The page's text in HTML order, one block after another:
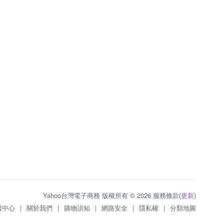
Yahoo台灣電子商務 版權所有 © 2026 服務條款(更新)
中心 | 關於我們 | 購物須知 | 網路安全 | 隱私權 | 分類地圖